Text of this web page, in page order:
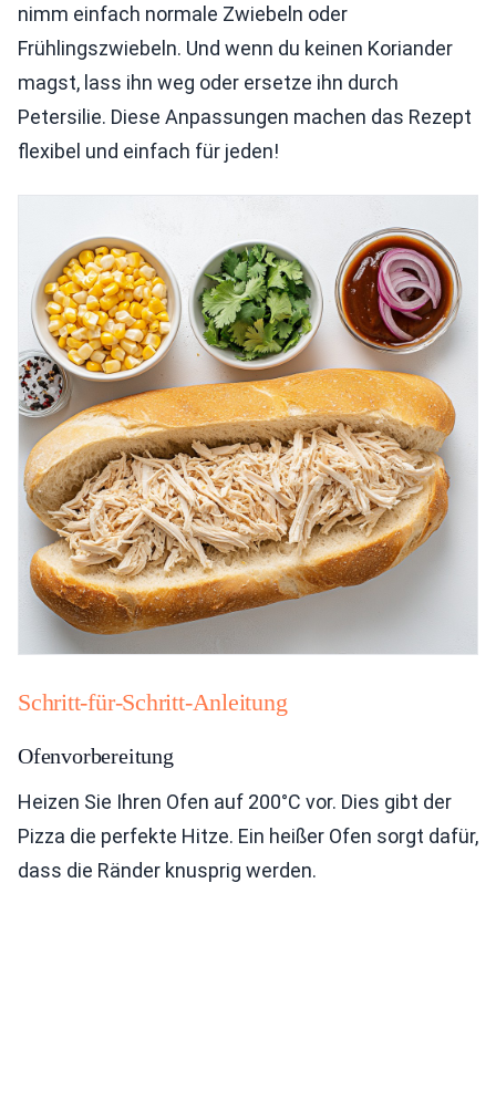
nimm einfach normale Zwiebeln oder
Frühlingszwiebeln. Und wenn du keinen Koriander
magst, lass ihn weg oder ersetze ihn durch
Petersilie. Diese Anpassungen machen das Rezept
flexibel und einfach für jeden!
Schritt-für-Schritt-Anleitung
Ofenvorbereitung
Heizen Sie Ihren Ofen auf 200°C vor. Dies gibt der
Pizza die perfekte Hitze. Ein heißer Ofen sorgt dafür,
dass die Ränder knusprig werden.